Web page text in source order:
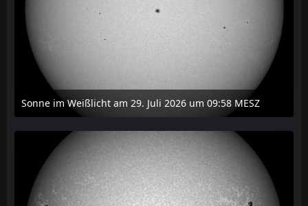
Sonne im Weißlicht am 29. Juli 2026 um 09:58 MESZ
31. Juli 2026 um 20:03